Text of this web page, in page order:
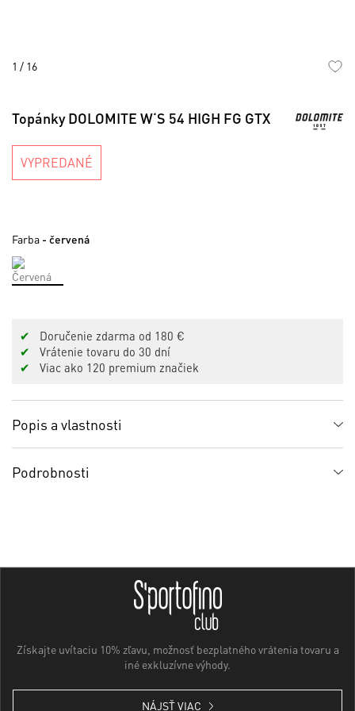
1 / 16
začiatok
Topánky DOLOMITE W‘S 54 HIGH FG GTX
VYPREDANÉ
Farba - červená
✔
Doručenie zdarma od 180 €
✔
Vrátenie tovaru do 30 dní
✔
Viac ako 120 premium značiek
Popis a vlastnosti
Podrobnosti
Získajte uvítaciu 10% zľavu, možnosť bezplatného vrátenia tovaru a
iné exkluzívne výhody.
NÁJSŤ VIAC